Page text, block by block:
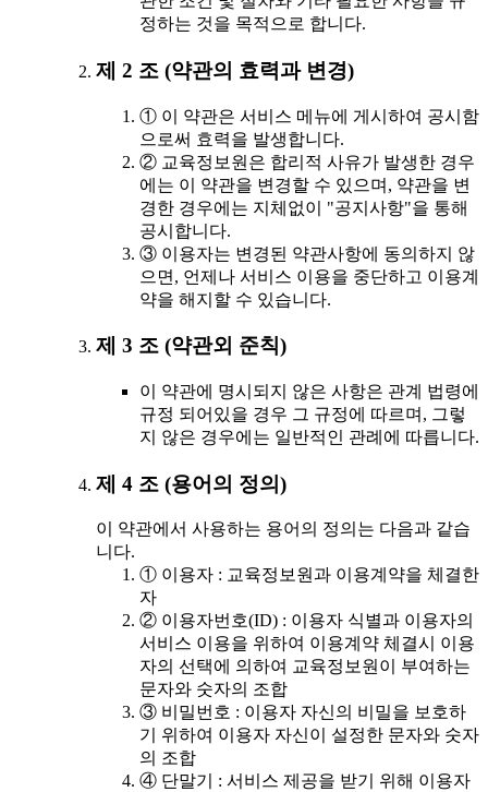
정하는 것을 목적으로 합니다.
제 2 조 (약관의 효력과 변경)
① 이 약관은 서비스 메뉴에 게시하여 공시함
으로써 효력을 발생합니다.
② 교육정보원은 합리적 사유가 발생한 경우
에는 이 약관을 변경할 수 있으며, 약관을 변
경한 경우에는 지체없이 "공지사항"을 통해
공시합니다.
③ 이용자는 변경된 약관사항에 동의하지 않
으면, 언제나 서비스 이용을 중단하고 이용계
약을 해지할 수 있습니다.
제 3 조 (약관외 준칙)
이 약관에 명시되지 않은 사항은 관계 법령에
규정 되어있을 경우 그 규정에 따르며, 그렇
지 않은 경우에는 일반적인 관례에 따릅니다.
제 4 조 (용어의 정의)
이 약관에서 사용하는 용어의 정의는 다음과 같습
니다.
① 이용자 : 교육정보원과 이용계약을 체결한
자
② 이용자번호(ID) : 이용자 식별과 이용자의
서비스 이용을 위하여 이용계약 체결시 이용
자의 선택에 의하여 교육정보원이 부여하는
문자와 숫자의 조합
③ 비밀번호 : 이용자 자신의 비밀을 보호하
기 위하여 이용자 자신이 설정한 문자와 숫자
의 조합
④ 단말기 : 서비스 제공을 받기 위해 이용자